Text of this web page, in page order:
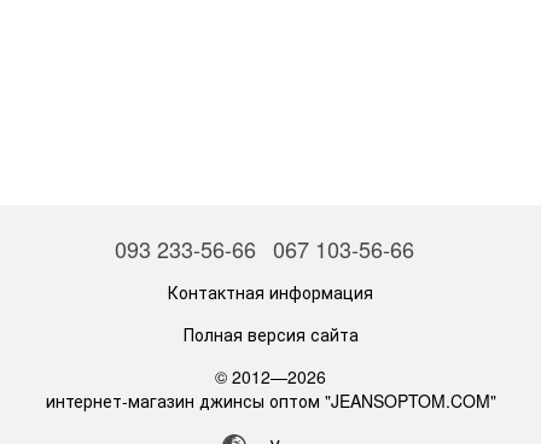
093 233-56-66 067 103-56-66
Контактная информация
Полная версия сайта
© 2012—2026
интернет-магазин джинсы оптом "JEANSOPTOM.COM"